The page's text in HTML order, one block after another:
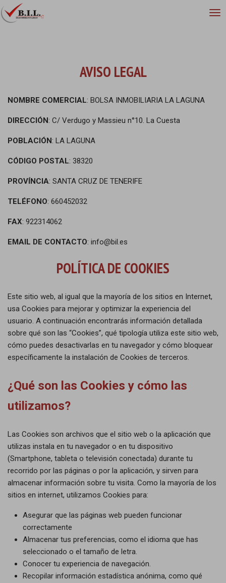
AVISO LEGAL
NOMBRE COMERCIAL: BOLSA INMOBILIARIA LA LAGUNA
DIRECCIÓN: C/ Verdugo y Massieu n°10. La Cuesta
POBLACIÓN: LA LAGUNA
CÓDIGO POSTAL: 38320
PROVÍNCIA: SANTA CRUZ DE TENERIFE
TELÉFONO: 660452032
FAX: 922314062
EMAIL DE CONTACTO: info@bil.es
POLÍTICA DE COOKIES
Este sitio web, al igual que la mayoría de los sitios en Internet,
usa Cookies para mejorar y optimizar la experiencia del
usuario. A continuación encontrarás información detallada
sobre qué son las “Cookies”, qué tipología utiliza este sitio web,
cómo puedes desactivarlas en tu navegador y cómo bloquear
específicamente la instalación de Cookies de terceros.
¿Qué son las Cookies y cómo las
utilizamos?
Las Cookies son archivos que el sitio web o la aplicación que
utilizas instala en tu navegador o en tu dispositivo
(Smartphone, tableta o televisión conectada) durante tu
recorrido por las páginas o por la aplicación, y sirven para
almacenar información sobre tu visita. Como la mayoría de los
sitios en internet, utilizamos Cookies para:
Asegurar que las páginas web pueden funcionar
correctamente
Almacenar tus preferencias, como el idioma que has
seleccionado o el tamaño de letra.
Conocer tu experiencia de navegación.
Recopilar información estadística anónima, como qué